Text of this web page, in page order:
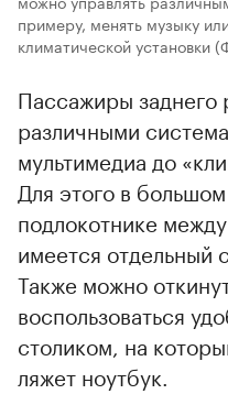
примеру, менять музыку
климатической установки
Пассажиры заднего
различными
мультимедиа до
Для этого в
подлокотнике
имеется отдельный
Также можно
воспользоваться
столиком, на
ляжет ноутбук.